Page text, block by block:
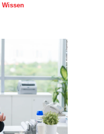
Wissen